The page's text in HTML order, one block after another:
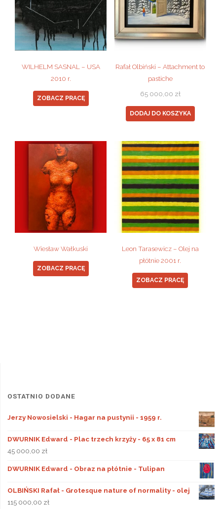
WILHELM SASNAL – USA
2010 r.
ZOBACZ PRACĘ
Rafał Olbiński – Attachment to
pastiche
65 000,00 zł
DODAJ DO KOSZYKA
Wiesław Wałkuski
ZOBACZ PRACĘ
Leon Tarasewicz – Olej na
płótnie 2001 r.
ZOBACZ PRACĘ
OSTATNIO DODANE
Jerzy Nowosielski - Hagar na pustynii - 1959 r.
DWURNIK Edward - Plac trzech krzyży - 65 x 81 cm
45 000,00 zł
DWURNIK Edward - Obraz na płótnie - Tulipan
OLBIŃSKI Rafał - Grotesque nature of normality - olej
115 000,00 zł